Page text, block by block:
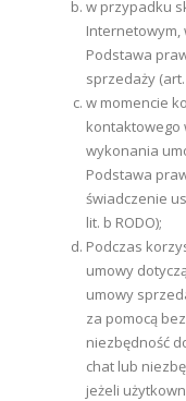
w przypadku
Internetowym,
Podstawa
sprzedaży (art.
w momencie
kontaktowego
wykonania
Podstawa
świadczenie
lit. b RODO);
Podczas
umowy
umowy
za pomocą
niezbędność
chat lub
jeżeli